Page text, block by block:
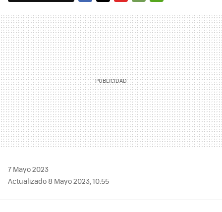
MAIL
7 Mayo 2023
Actualizado 8 Mayo 2023, 10:55